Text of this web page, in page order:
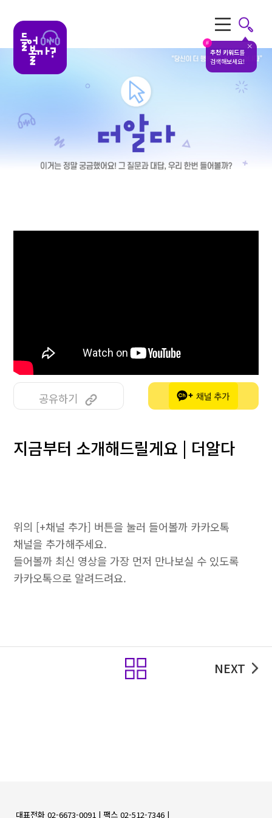
#
추천 키워드를
검색해보세요!
공유하기
지금부터 소개해드릴게요 | 더알다
위의 [+채널 추가] 버튼을 눌러 들어볼까 카카오톡
채널을 추가해주세요.
들어볼까 최신 영상을 가장 먼저 만나보실 수 있도록
카카오톡으로 알려드려요.
목록 NEXT
대표전화 02-6673-0091 | 팩스 02-512-7346 |